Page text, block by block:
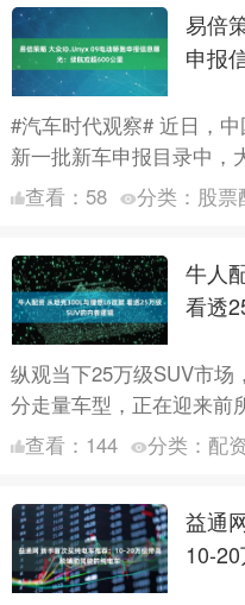
易倍
申报
#汽车时代观察# 近日，
新一批新车申报目录中，
全新纯电动高性能轿跑
查看： 58 分类： 股票
牛人
看透
纵观当下25万级SUV市
分走量车型，正在迎来前
城市家用五座赛道、坦克
查看： 144 分类： 配
益通
10-